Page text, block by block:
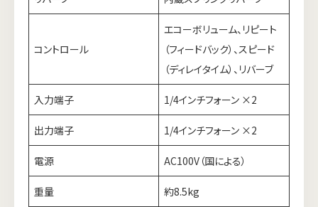
コントロール
エコーボリューム、リピート
（フィードバック）、スピード
（ディレイタイム）、リバーブ
入力端子 1/4インチフォーン ×2
出力端子 1/4インチフォーン ×2
電源 AC100V（国による）
重量 約8.5kg